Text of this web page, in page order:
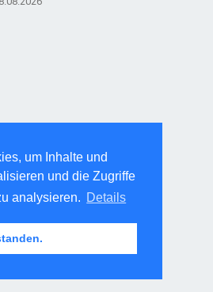
um Inhalte und
und die Zugriffe
analysieren. Details